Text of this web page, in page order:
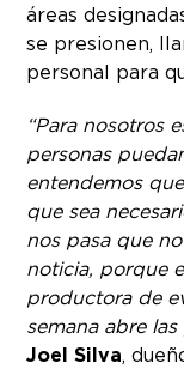
áreas
se presionen,
personal para
“Para nosotros
personas
entendemos
que sea
nos pasa que
noticia, porque
productora de
semana abre
Joel Silva,